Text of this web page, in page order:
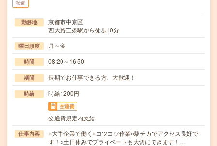
派遣
勤務地
京都市中京区
西大路三条駅から徒歩10分
曜日頻度 月～金
時間 08:20～16:50
期間 長期でお仕事できる方、大歓迎！
時給 時給1200円
交通費
交通費規定内支給
仕事内容
○大手企業で働く○コツコツ作業○駅チカでアクセス良好で
す！○土日休みでプライベートも大切にできます！…